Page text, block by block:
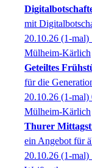
mit
20.10.26 (1-mal)
Mülheim-Kärlich
Geteiltes
für die
20.10.26 (1-mal)
Mülheim-Kärlich
Thurer
ein Angebot für
20.10.26 (1-mal)